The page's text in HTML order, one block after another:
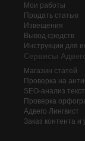
Мои работы
Продать статью
Извещения
Вывод средств
Инструкции для
Сервисы
Магазин статей
Проверка на
SEO-анализ
Проверка
Адвего Лингвист
Заказ контента и